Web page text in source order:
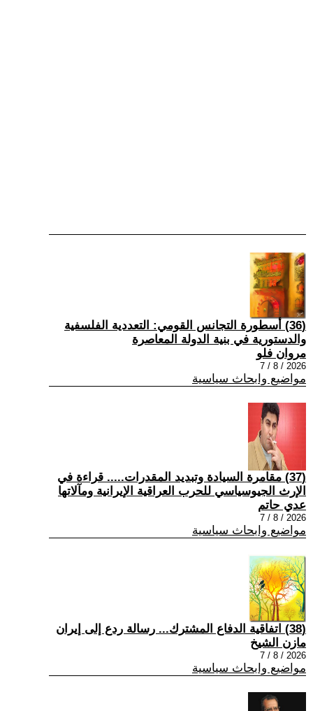
(36) أسطورة التجانس القومي: التعددية الفلسفية
والدستورية في بنية الدولة المعاصرة
مروان فلو
2026 / 8 / 7
مواضيع وابحاث سياسية
(37) مقامرة السيادة وتبديد المقدرات..... قراءة في
الإرث الجيوسياسي للحرب العراقية الإيرانية ومآلاتها
عدي حاتم
2026 / 8 / 7
مواضيع وابحاث سياسية
(38) اتفاقية الدفاع المشترك... رسالة ردع إلى إيران
مازن الشيخ
2026 / 8 / 7
مواضيع وابحاث سياسية